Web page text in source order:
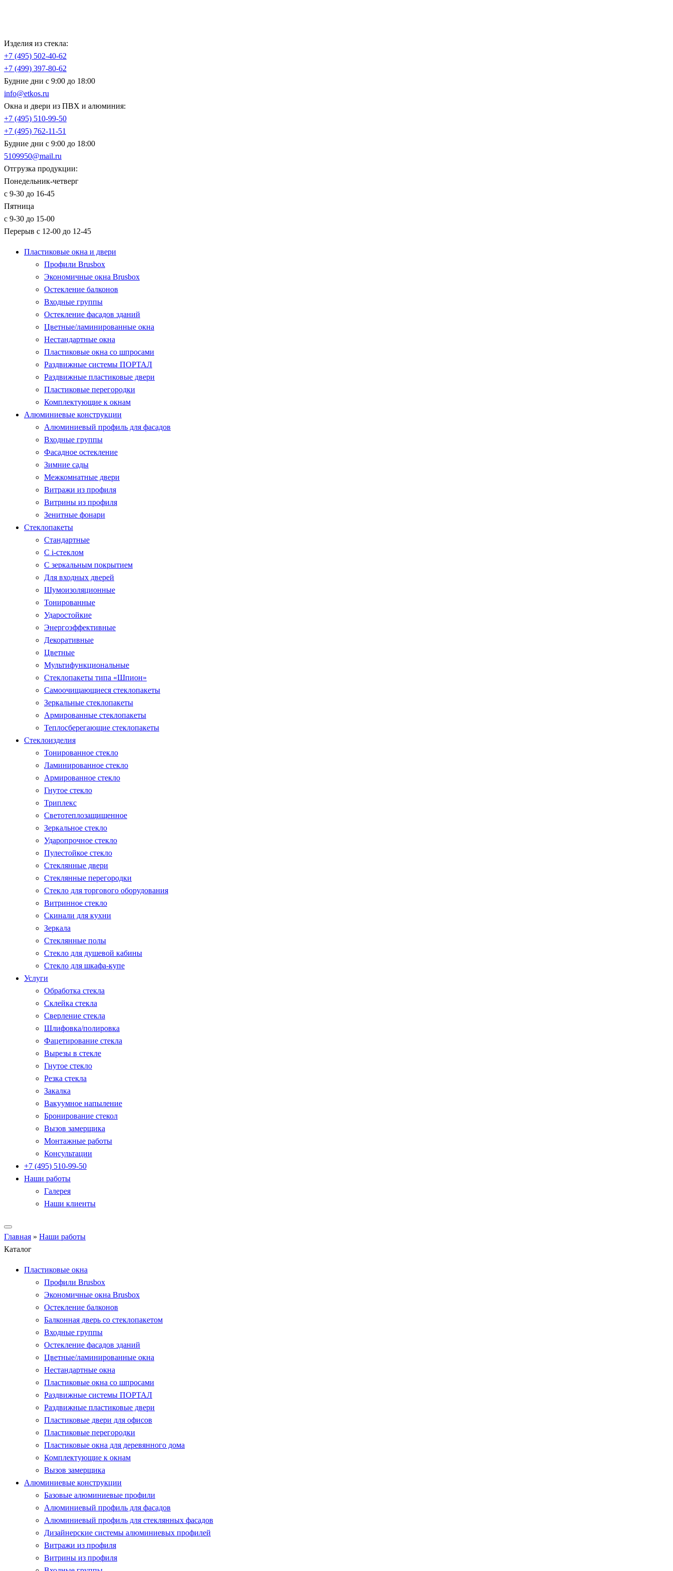
Изделия из стекла:
+7 (495) 502-40-62
+7 (499) 397-80-62
Будние дни с 9:00 до 18:00
info@etkos.ru
Окна и двери из ПВХ и алюминия:
+7 (495) 510-99-50
+7 (495) 762-11-51
Будние дни с 9:00 до 18:00
5109950@mail.ru
Отгрузка продукции:
Понедельник-четверг
с 9-30 до 16-45
Пятница
с 9-30 до 15-00
Перерыв с 12-00 до 12-45
Пластиковые окна и двери
Профили Brusbox
Экономичные окна Brusbox
Остекление балконов
Входные группы
Остекление фасадов зданий
Цветные/ламинированные окна
Нестандартные окна
Пластиковые окна со шпросами
Раздвижные системы ПОРТАЛ
Раздвижные пластиковые двери
Пластиковые перегородки
Комплектующие к окнам
Алюминиевые конструкции
Алюминиевый профиль для фасадов
Входные группы
Фасадное остекление
Зимние сады
Межкомнатные двери
Витражи из профиля
Витрины из профиля
Зенитные фонари
Стеклопакеты
Стандартные
С i-стеклом
С зеркальным покрытием
Для входных дверей
Шумоизоляционные
Тонированные
Ударостойкие
Энергоэффективные
Декоративные
Цветные
Мультифункциональные
Стеклопакеты типа «Шпион»
Самоочищающиеся стеклопакеты
Зеркальные стеклопакеты
Армированные стеклопакеты
Теплосберегающие стеклопакеты
Стеклоизделия
Тонированное стекло
Ламинированное стекло
Армированное стекло
Гнутое стекло
Триплекс
Светотеплозащищенное
Зеркальное стекло
Ударопрочное стекло
Пулестойкое стекло
Стеклянные двери
Стеклянные перегородки
Стекло для торгового оборудования
Витринное стекло
Скинали для кухни
Зеркала
Стеклянные полы
Стекло для душевой кабины
Стекло для шкафа-купе
Услуги
Обработка стекла
Склейка стекла
Сверление стекла
Шлифовка/полировка
Фацетирование стекла
Вырезы в стекле
Гнутое стекло
Резка стекла
Закалка
Вакуумное напыление
Бронирование стекол
Вызов замерщика
Монтажные работы
Консультации
+7 (495) 510-99-50
Наши работы
Галерея
Наши клиенты
Главная » Наши работы
Каталог
Пластиковые окна
Профили Brusbox
Экономичные окна Brusbox
Остекление балконов
Балконная дверь со стеклопакетом
Входные группы
Остекление фасадов зданий
Цветные/ламинированные окна
Нестандартные окна
Пластиковые окна со шпросами
Раздвижные системы ПОРТАЛ
Раздвижные пластиковые двери
Пластиковые двери для офисов
Пластиковые перегородки
Пластиковые окна для деревянного дома
Комплектующие к окнам
Вызов замерщика
Алюминиевые конструкции
Базовые алюминиевые профили
Алюминиевый профиль для фасадов
Алюминиевый профиль для стеклянных фасадов
Дизайнерские системы алюминиевых профилей
Витражи из профиля
Витрины из профиля